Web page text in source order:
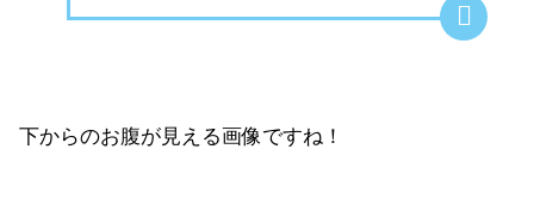
下からのお腹が見える画像ですね！